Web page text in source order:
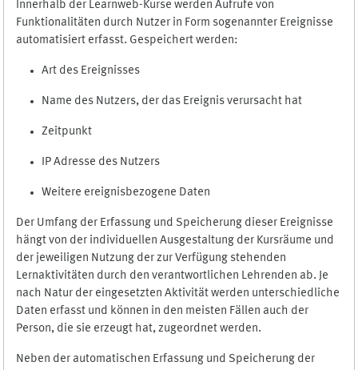
Innerhalb der Learnweb-Kurse werden Aufrufe von
Funktionalitäten durch Nutzer in Form sogenannter Ereignisse
automatisiert erfasst. Gespeichert werden:
Art des Ereignisses
Name des Nutzers, der das Ereignis verursacht hat
Zeitpunkt
IP Adresse des Nutzers
Weitere ereignisbezogene Daten
Der Umfang der Erfassung und Speicherung dieser Ereignisse
hängt von der individuellen Ausgestaltung der Kursräume und
der jeweiligen Nutzung der zur Verfügung stehenden
Lernaktivitäten durch den verantwortlichen Lehrenden ab. Je
nach Natur der eingesetzten Aktivität werden unterschiedliche
Daten erfasst und können in den meisten Fällen auch der
Person, die sie erzeugt hat, zugeordnet werden.
Neben der automatischen Erfassung und Speicherung der